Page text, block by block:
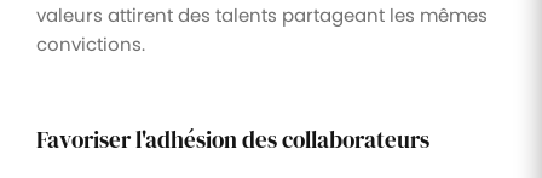
valeurs attirent des talents partageant les mêmes
convictions.
Favoriser l'adhésion des collaborateurs